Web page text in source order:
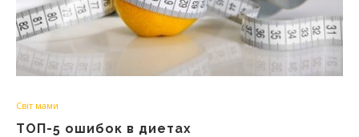
Світ мами
ТОП-5 ошибок в диетах